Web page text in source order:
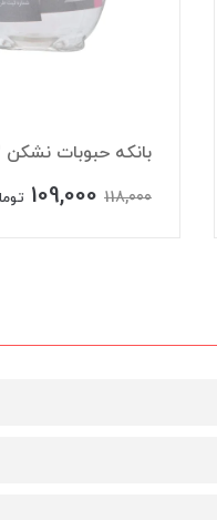
بانکه حبوبات نشکن S2 آریسام
118,000
109,000